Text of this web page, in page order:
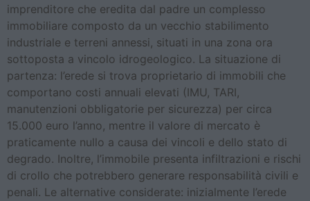
imprenditore che eredita dal padre un complesso
immobiliare composto da un vecchio stabilimento
industriale e terreni annessi, situati in una zona ora
sottoposta a vincolo idrogeologico. La situazione di
partenza: l’erede si trova proprietario di immobili che
comportano costi annuali elevati (IMU, TARI,
manutenzioni obbligatorie per sicurezza) per circa
15.000 euro l’anno, mentre il valore di mercato è
praticamente nullo a causa dei vincoli e dello stato di
degrado. Inoltre, l’immobile presenta infiltrazioni e rischi
di crollo che potrebbero generare responsabilità civili e
penali. Le alternative considerate: inizialmente l’erede